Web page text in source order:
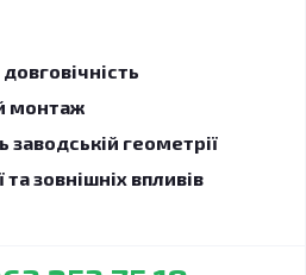
монтаж
заводській геометрії
та зовнішніх впливів